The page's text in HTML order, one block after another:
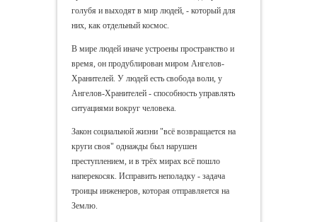
голубя и выходят в мир людей, - который для
них, как отдельный космос.
В мире людей иначе устроены пространство и
время, он продублирован миром Ангелов-
Хранителей. У людей есть свобода воли, у
Ангелов-Хранителей - способность управлять
ситуациями вокруг человека.
Закон социальной жизни "всё возвращается на
круги своя" однажды был нарушен
преступлением, и в трёх мирах всё пошло
наперекосяк. Исправить неполадку - задача
троицы инженеров, которая отправляется на
Землю.